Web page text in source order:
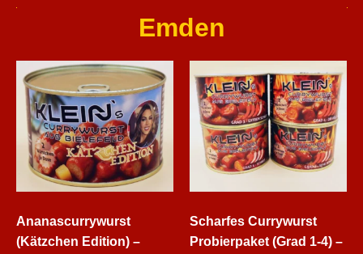
Emden
Ananascurrywurst
(Kätzchen Edition) –
Scharfes Currywurst
Probierpaket (Grad 1-4) –